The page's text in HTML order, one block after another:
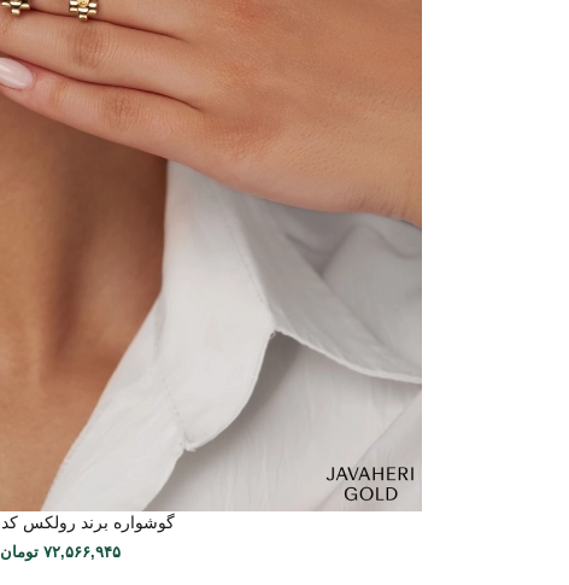
گوشواره برند رولکس کد R/G01
۷۲,۵۶۶,۹۴۵ تومان